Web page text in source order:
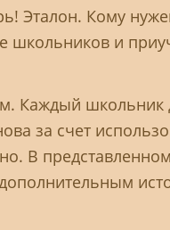
Эталон. Кому
школьников и
Каждый школьник
за счет
В